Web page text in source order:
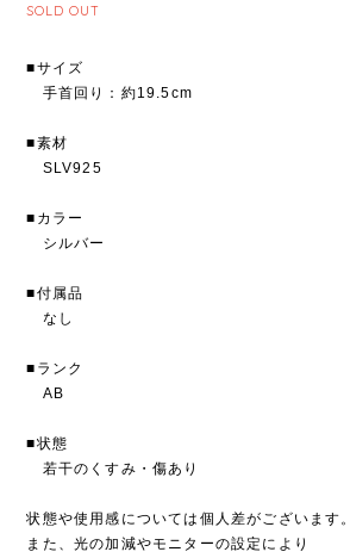
SOLD OUT
■サイズ
手首回り：約19.5cm
■素材
SLV925
■カラー
シルバー
■付属品
なし
■ランク
AB
■状態
若干のくすみ・傷あり
状態や使用感については個人差がございます。
また、光の加減やモニターの設定により